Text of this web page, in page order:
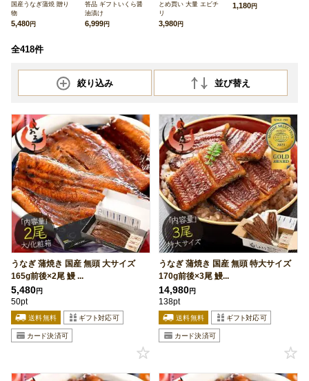
国産うなぎ蒲焼 贈り
物
5,480 円
答品 ギフトいくら醤
油漬け
6,999円
とめ買い 大量 エビチ
リ
3,980円
1,180円
全418件
絞り込み 並び替え
うなぎ 蒲焼き 国産 無頭 大サイズ
165g前後×2尾 鰻 ...
5,480円
50pt
うなぎ 蒲焼き 国産 無頭 特大サイズ
170g前後×3尾 鰻...
14,980円
138pt